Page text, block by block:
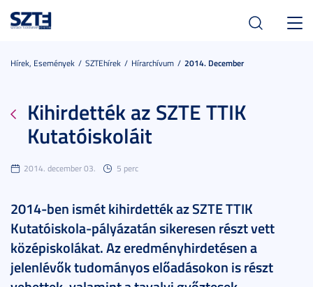
Hírek, Események SZTEhírek Hírarchívum 2014. December
Kihirdették az SZTE TTIK
Kutatóiskoláit
2014. december 03. 5 perc
2014-ben ismét kihirdették az SZTE TTIK
Kutatóiskola-pályázatán sikeresen részt vett
középiskolákat. Az eredményhirdetésen a
jelenlévők tudományos előadásokon is részt